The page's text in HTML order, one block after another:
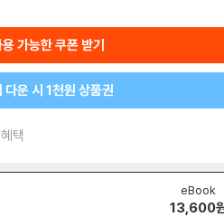
가능한 쿠폰 받기
다운 시 1천원 상품권
택
eBook
13,600